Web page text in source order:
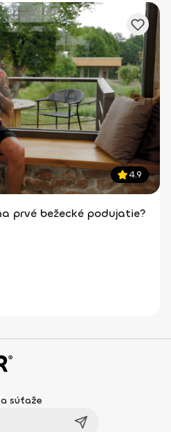
4.9
prvé bežecké podujatie?
súťaže